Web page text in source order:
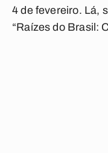
4 de fevereiro. Lá,
“Raízes do Brasil: